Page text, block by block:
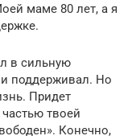
маме 80 лет, а я
в сильную
поддерживал. Но
Придет
твоей
Конечно,